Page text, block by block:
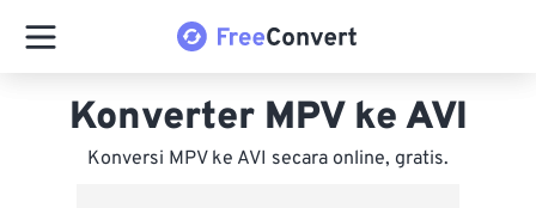
Konverter MPV ke AVI
Konversi MPV ke AVI secara online, gratis.